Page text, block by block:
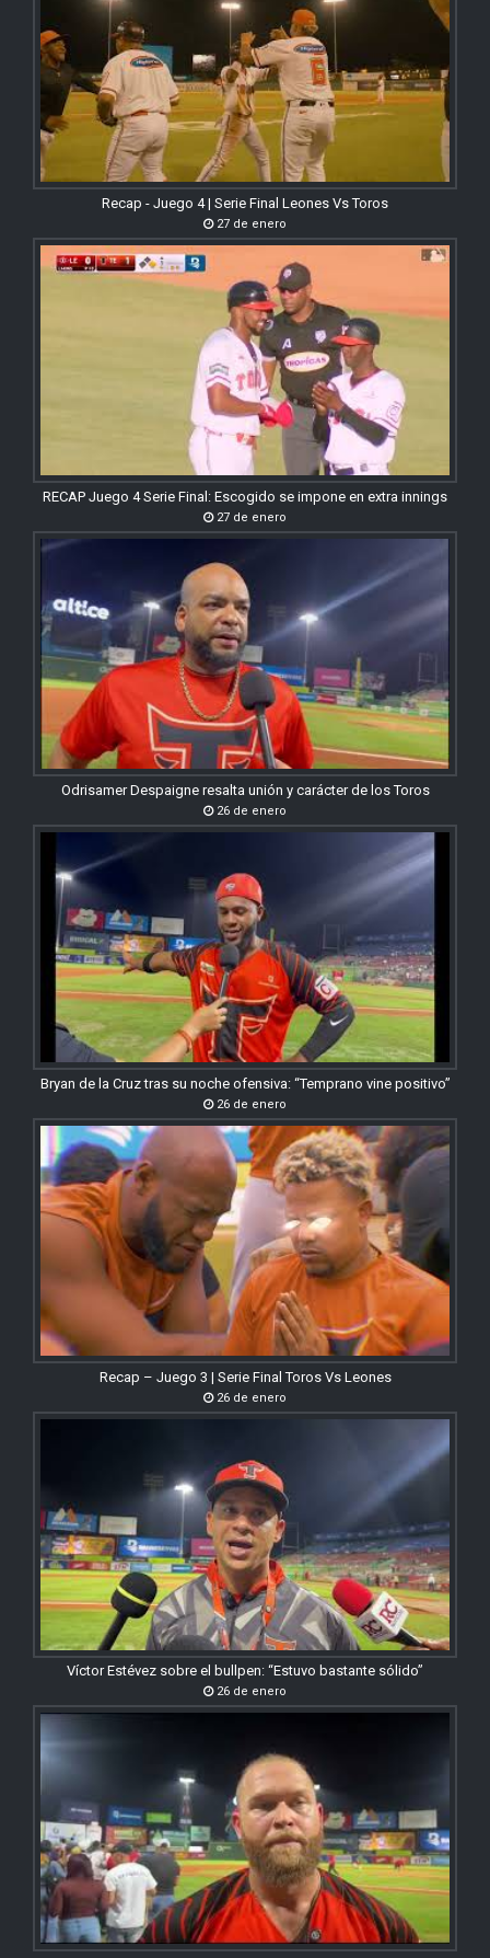
Recap - Juego 4 | Serie Final Leones Vs Toros
27 de enero
RECAP Juego 4 Serie Final: Escogido se impone en extra innings
27 de enero
Odrisamer Despaigne resalta unión y carácter de los Toros
26 de enero
Bryan de la Cruz tras su noche ofensiva: “Temprano vine positivo”
26 de enero
Recap – Juego 3 | Serie Final Toros Vs Leones
26 de enero
Víctor Estévez sobre el bullpen: “Estuvo bastante sólido”
26 de enero